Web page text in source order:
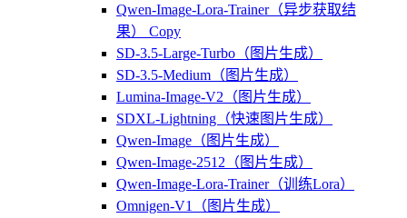
Qwen-Image-Lora-Trainer（异步获取结
果） Copy
SD-3.5-Large-Turbo（图片生成）
SD-3.5-Medium（图片生成）
Lumina-Image-V2（图片生成）
SDXL-Lightning（快速图片生成）
Qwen-Image（图片生成）
Qwen-Image-2512（图片生成）
Qwen-Image-Lora-Trainer（训练Lora）
Omnigen-V1（图片生成）